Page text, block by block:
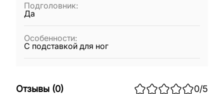
Подголовник:
Да
Особенности:
С подставкой для ног
Отзывы (0) 0/5